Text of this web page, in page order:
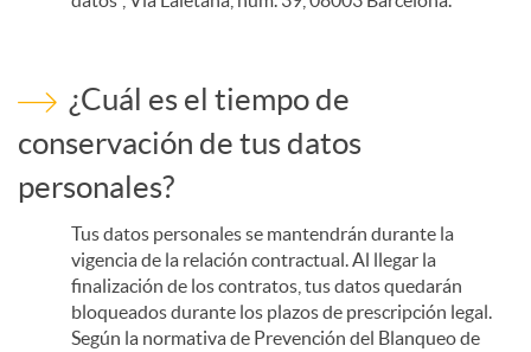
¿Cuál es el tiempo de
conservación de tus datos
personales?
Tus datos personales se mantendrán durante la
vigencia de la relación contractual. Al llegar la
finalización de los contratos, tus datos quedarán
bloqueados durante los plazos de prescripción legal.
Según la normativa de Prevención del Blanqueo de